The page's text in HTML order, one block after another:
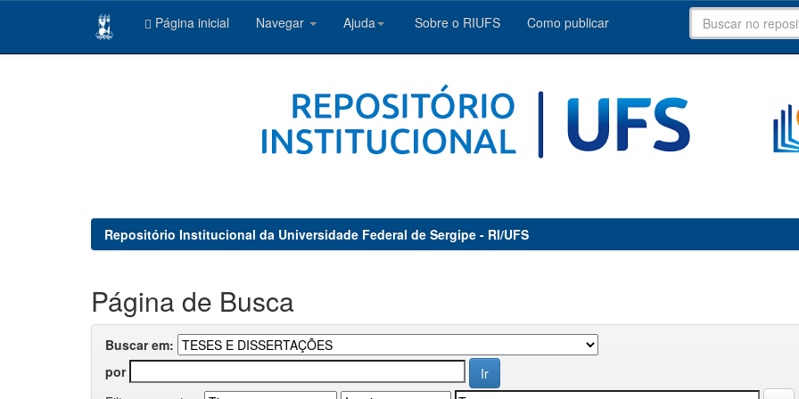
Página inicial Navegar Ajuda Sobre o RIUFS Como publicar
Repositório Institucional da Universidade Federal de Sergipe - RI/UFS
Página de Busca
Buscar em:
por